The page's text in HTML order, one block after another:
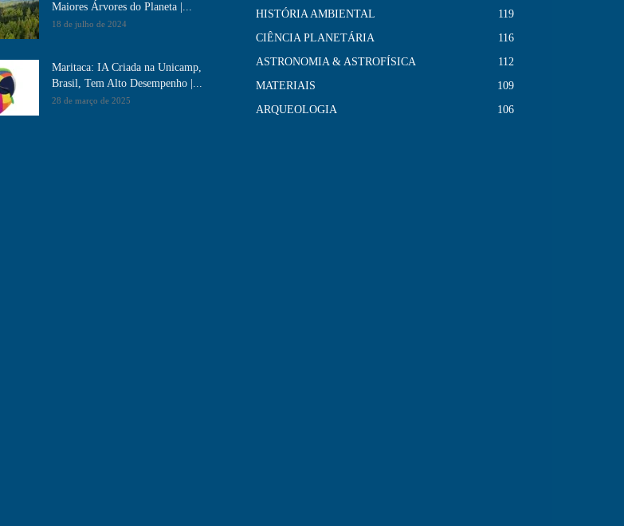
Maiores Árvores do Planeta |...
18 de julho de 2024
Maritaca: IA Criada na Unicamp,
Brasil, Tem Alto Desempenho​ |...
28 de março de 2025
HISTÓRIA AMBIENTAL
119
CIÊNCIA PLANETÁRIA
116
ASTRONOMIA & ASTROFÍSICA
112
MATERIAIS
109
ARQUEOLOGIA
106